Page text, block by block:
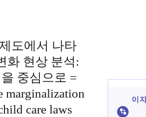
도에서 나타
화 현상 분석:
중심으로 =
marginalization
care laws
이